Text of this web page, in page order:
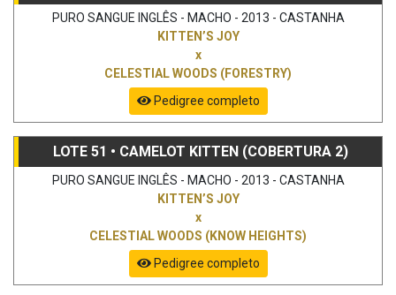
PURO SANGUE INGLÊS - MACHO - 2013 - CASTANHA
KITTEN’S JOY
x
CELESTIAL WOODS (FORESTRY)
Pedigree completo
LOTE 51 • CAMELOT KITTEN (COBERTURA 2)
PURO SANGUE INGLÊS - MACHO - 2013 - CASTANHA
KITTEN’S JOY
x
CELESTIAL WOODS (KNOW HEIGHTS)
Pedigree completo